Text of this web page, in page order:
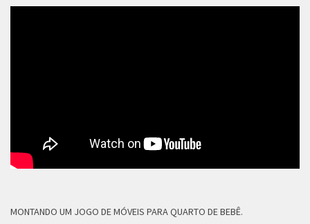
MONTANDO UM JOGO DE MÓVEIS PARA QUARTO DE BEBÊ.